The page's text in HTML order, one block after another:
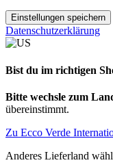
Einstellungen speichern
Datenschutzerklärung
Bist du im richtigen
Bitte wechsle zum
übereinstimmt.
Zu Ecco Verde
Anderes Lieferland